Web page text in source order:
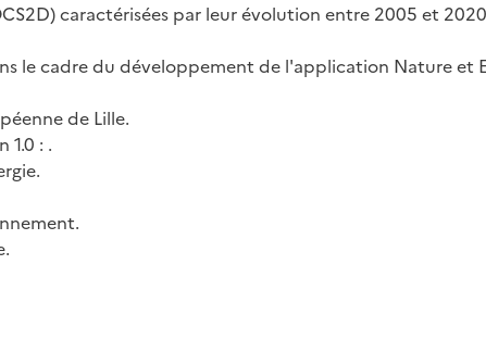
caractérisées par leur évolution entre 2005 et
le cadre du développement de l'application Nature et
de Lille.
1.0 : .